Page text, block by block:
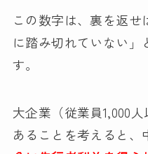
この数字は、裏を返せ
に踏み切れていない」
す。
大企業（従業員1,000
あることを考えると、